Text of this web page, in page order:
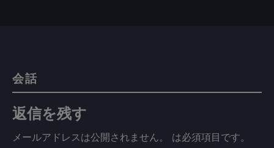
会話
返信を残す
メールアドレスは公開されません。 は必須項目です。